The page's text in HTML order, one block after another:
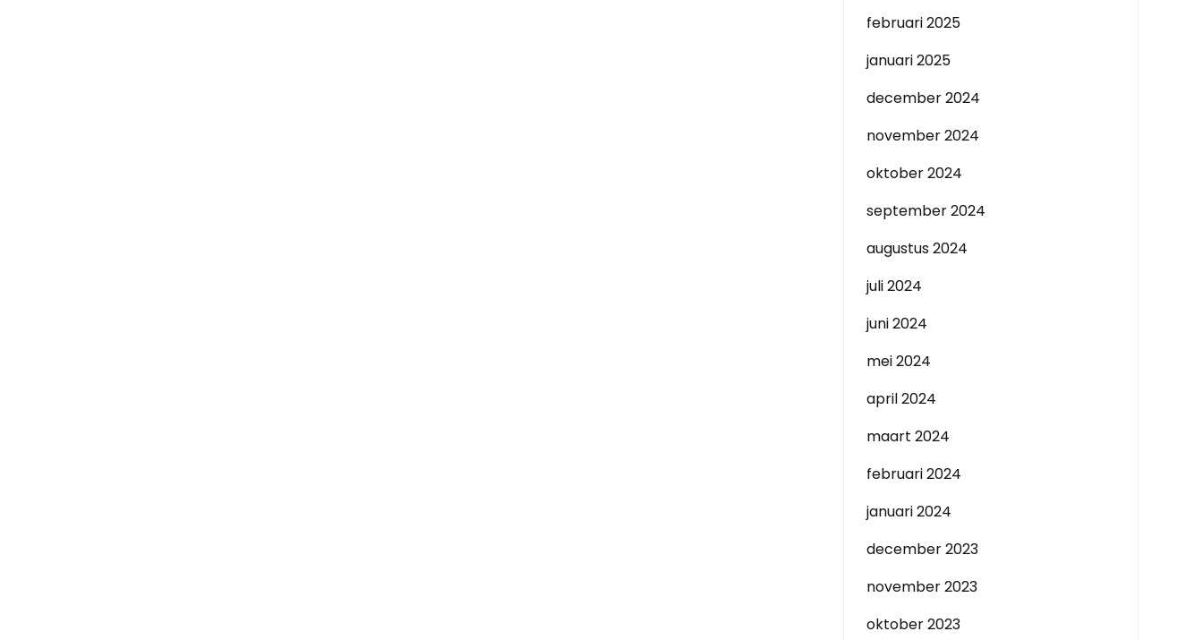
februari 2025
januari 2025
december 2024
november 2024
oktober 2024
september 2024
augustus 2024
juli 2024
juni 2024
mei 2024
april 2024
maart 2024
februari 2024
januari 2024
december 2023
november 2023
oktober 2023